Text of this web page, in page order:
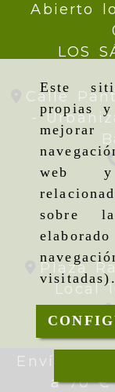
Este
propias
web y
sobre
Abierto
LOS
Calle
-
Plaza
Local
Envíos
a 70 €